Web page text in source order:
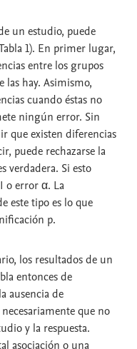
un estudio, puede
1). En primer lugar,
entre los grupos
las hay. Asimismo,
cuando éstas no
ningún error. Sin
que existen diferencias
puede rechazarse la
verdadera. Si esto
o error α. La
este tipo es lo que
p.
los resultados de un
entonces de
ausencia de
que no
y la respuesta.
asociación o una